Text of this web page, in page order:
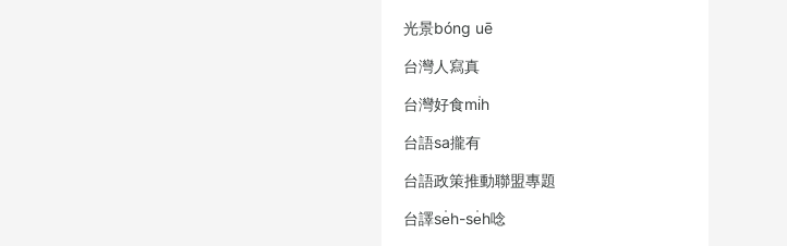
光景bóng uē
台灣人寫真
台灣好食mi̍h
台語sa攏有
台語政策推動聯盟專題
台譯se̍h-se̍h唸